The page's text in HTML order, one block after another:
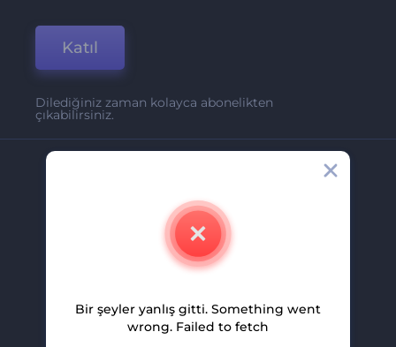
Katıl
Dilediğiniz zaman kolayca abonelikten
çıkabilirsiniz.
Hakkımızda
İletişim
Kariyer
Ortaklık Programı
Bir şeyler yanlış gitti. Something went
wrong. Failed to fetch